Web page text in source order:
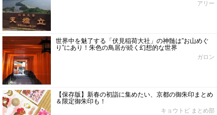
アリー
世界中を魅了する「伏見稲荷大社」の神髄は”お山めぐ
り”にあり！朱色の鳥居が続く幻想的な世界
ガロン
【保存版】新春の初詣に集めたい、京都の御朱印まとめ
＆限定御朱印も！
キョウトピ まとめ部